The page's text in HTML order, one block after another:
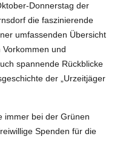
Donnerstag der
die faszinierende
umfassenden Übersicht
und
spannende Rückblicke
der „Urzeitjäger
immer bei der Grünen
Spenden für die